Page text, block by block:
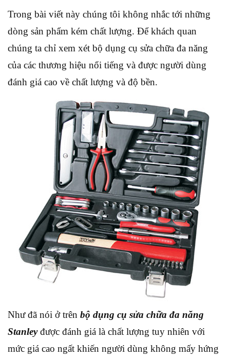
Trong bài viết này chúng tôi không nhắc tới những
dòng sản phẩm kém chất lượng. Để khách quan
chúng ta chỉ xem xét bộ dụng cụ sửa chữa đa năng
của các thương hiệu nổi tiếng và được người dùng
đánh giá cao về chất lượng và độ bền.
Như đã nói ở trên bộ dụng cụ sửa chữa đa năng
Stanleyđược đánh giá là chất lượng tuy nhiên với
mức giá cao ngất khiến người dùng không mấy hứng